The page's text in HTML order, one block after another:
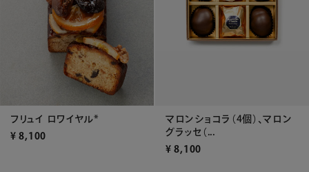
フリュイ ロワイヤル*
¥ 8,100
マロンショコラ（4個）、マロン
グラッセ（...
¥ 8,100